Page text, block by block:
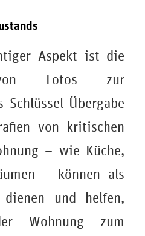
Aspekt ist die
von Fotos zur
Schlüssel Übergabe
von kritischen
– wie Küche,
– können als
und helfen,
Wohnung zum